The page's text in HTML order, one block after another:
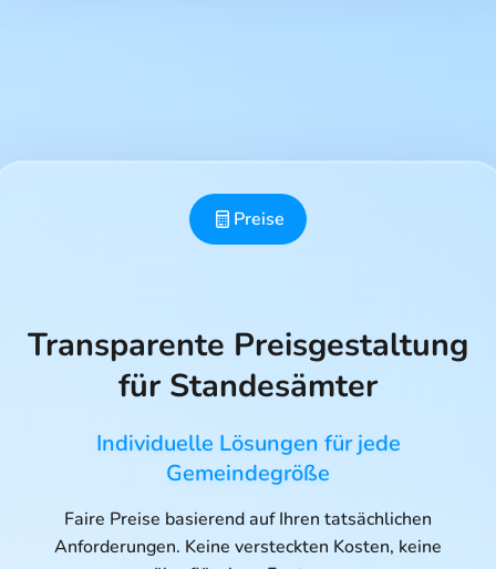
Preise
Transparente Preisgestaltung
für Standesämter
Individuelle Lösungen für jede
Gemeindegröße
Faire Preise basierend auf Ihren tatsächlichen
Anforderungen. Keine versteckten Kosten, keine